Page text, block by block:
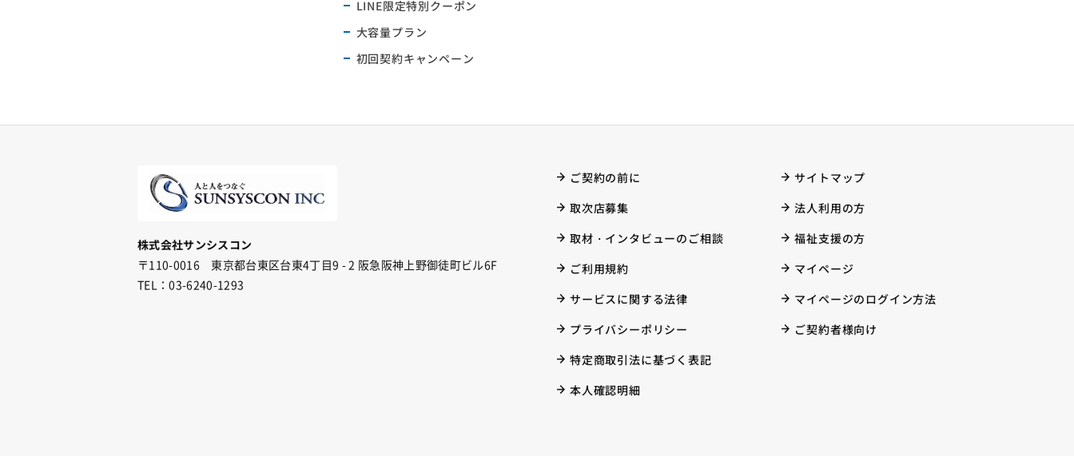
LINE限定特別クーポン
大容量プラン
初回契約キャンペーン
株式会社サンシスコン
〒110-0016 東京都台東区台東4丁目9 - 2 阪急阪神上野御徒町ビル6F
TEL：03-6240-1293
ご契約の前に
取次店募集
取材・インタビューのご相談
ご利用規約
サービスに関する法律
プライバシーポリシー
特定商取引法に基づく表記
本人確認明細
サイトマップ
法人利用の方
福祉支援の方
マイページ
マイページのログイン方法
ご契約者様向け